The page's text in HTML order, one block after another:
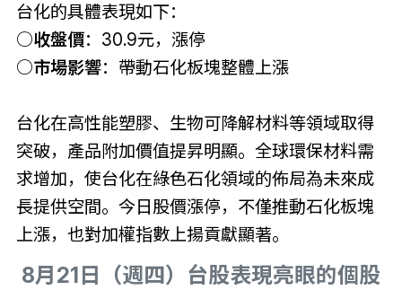
台化的具體表現如下：
○收盤價：30.9元，漲停
○市場影響：帶動石化板塊整體上漲
台化在高性能塑膠、生物可降解材料等領域取得
突破，產品附加價值提昇明顯。全球環保材料需
求增加，使台化在綠色石化領域的佈局為未來成
長提供空間。今日股價漲停，不僅推動石化板塊
上漲，也對加權指數上揚貢獻顯著。
8月21日（週四）台股表現亮眼的個股